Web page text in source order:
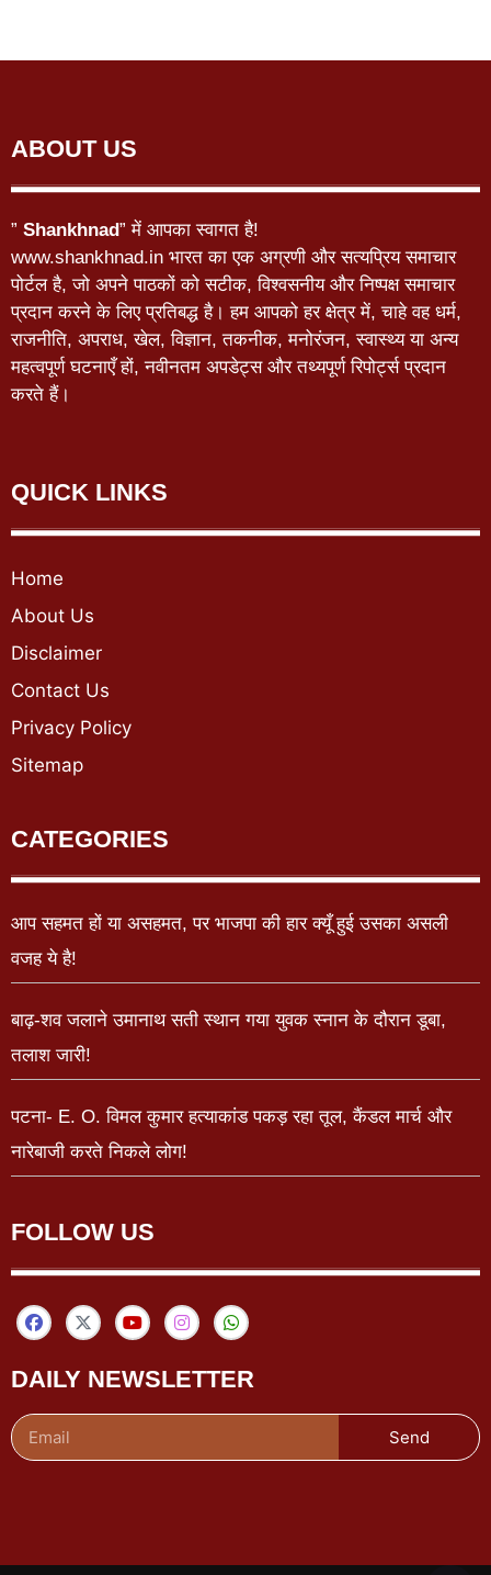
ABOUT US
” Shankhnad” में आपका स्वागत है!
www.shankhnad.in भारत का एक अग्रणी और सत्यप्रिय समाचार
पोर्टल है, जो अपने पाठकों को सटीक, विश्वसनीय और निष्पक्ष समाचार
प्रदान करने के लिए प्रतिबद्ध है। हम आपको हर क्षेत्र में, चाहे वह धर्म,
राजनीति, अपराध, खेल, विज्ञान, तकनीक, मनोरंजन, स्वास्थ्य या अन्य
महत्वपूर्ण घटनाएँ हों, नवीनतम अपडेट्स और तथ्यपूर्ण रिपोर्ट्स प्रदान
करते हैं।
QUICK LINKS
Home
About Us
Disclaimer
Contact Us
Privacy Policy
Sitemap
CATEGORIES
आप सहमत हों या असहमत, पर भाजपा की हार क्यूँ हुई उसका असली
वजह ये है!
बाढ़-शव जलाने उमानाथ सती स्थान गया युवक स्नान के दौरान डूबा,
तलाश जारी!
पटना- E. O. विमल कुमार हत्याकांड पकड़ रहा तूल, कैंडल मार्च और
नारेबाजी करते निकले लोग!
FOLLOW US
DAILY NEWSLETTER
Send